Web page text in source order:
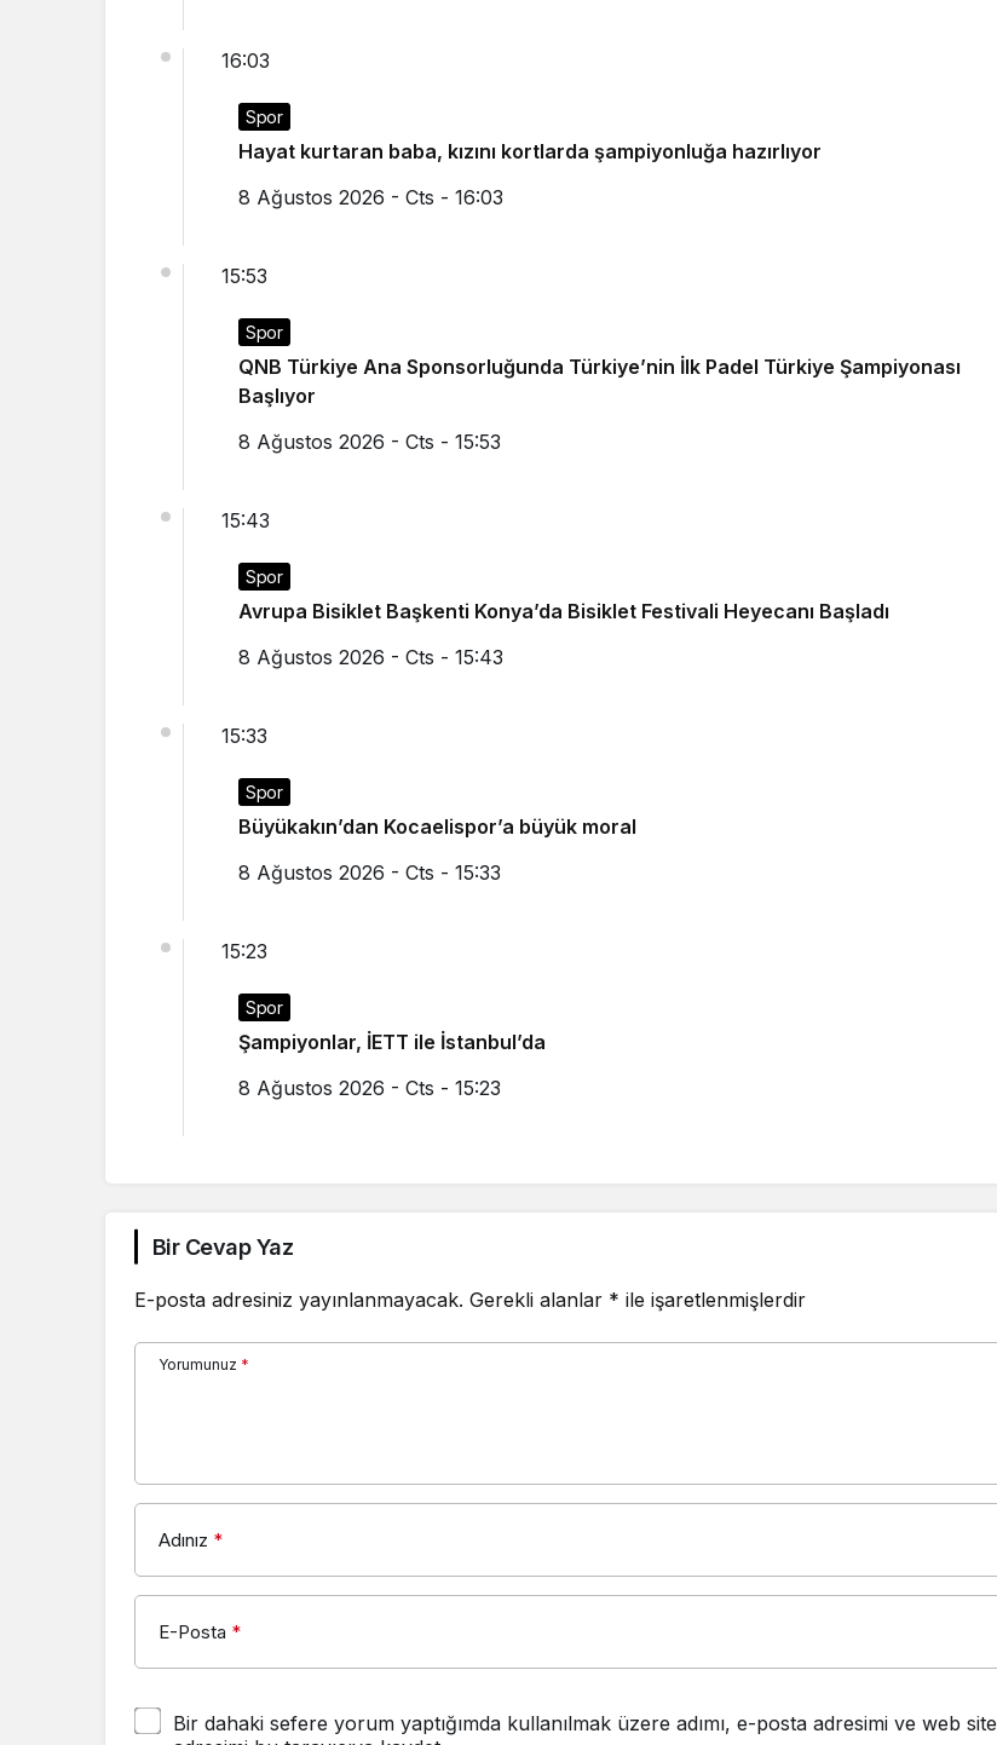
16:03
Spor
Hayat kurtaran baba, kızını kortlarda şampiyonluğa hazırlıyor
8 Ağustos 2026 - Cts - 16:03
15:53
Spor
QNB Türkiye Ana Sponsorluğunda Türkiye’nin İlk Padel Türkiye Şampiyonası
Başlıyor
8 Ağustos 2026 - Cts - 15:53
15:43
Spor
Avrupa Bisiklet Başkenti Konya’da Bisiklet Festivali Heyecanı Başladı
8 Ağustos 2026 - Cts - 15:43
15:33
Spor
Büyükakın’dan Kocaelispor’a büyük moral
8 Ağustos 2026 - Cts - 15:33
15:23
Spor
Şampiyonlar, İETT ile İstanbul’da
8 Ağustos 2026 - Cts - 15:23
Bir Cevap Yaz
E-posta adresiniz yayınlanmayacak. Gerekli alanlar * ile işaretlenmişlerdir
Yorumunuz *
Adınız *
E-Posta *
Bir dahaki sefere yorum yaptığımda kullanılmak üzere adımı, e-posta adresimi ve web site